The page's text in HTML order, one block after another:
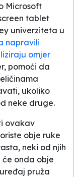
Microsoft
tablet
univerziteta u
napravili
omjer
pomoći da
ukoliko
neke druge.
ovakav
obje ruke
neki od njih
onda obje
pruža